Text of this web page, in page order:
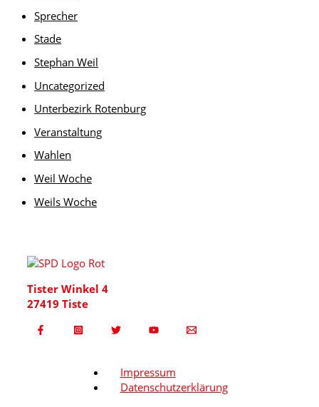
Sprecher
Stade
Stephan Weil
Uncategorized
Unterbezirk Rotenburg
Veranstaltung
Wahlen
Weil Woche
Weils Woche
Tister Winkel 4
27419 Tiste
Impressum
Datenschutzerklärung